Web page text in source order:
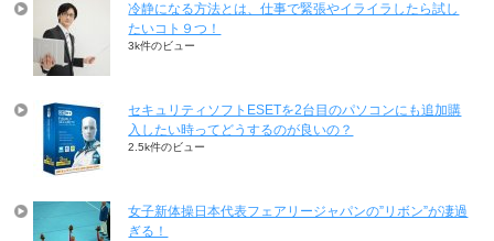
冷静になる方法とは、仕事で緊張やイライラしたら試し
たいコト９つ！
3k件のビュー
セキュリティソフトESETを2台目のパソコンにも追加購
入したい時ってどうするのが良いの？
2.5k件のビュー
女子新体操日本代表フェアリージャパンの”リボン”が凄過
ぎる！